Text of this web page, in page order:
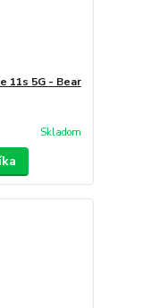
11s 5G - Bear
Skladom